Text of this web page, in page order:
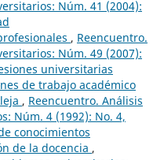
Núm. 41 (2004):
, Reencuentro.
Núm. 49 (2007):
universitarias
de trabajo académico
, Reencuentro. Análisis
Núm. 4 (1992): No. 4,
conocimientos
de la docencia ,